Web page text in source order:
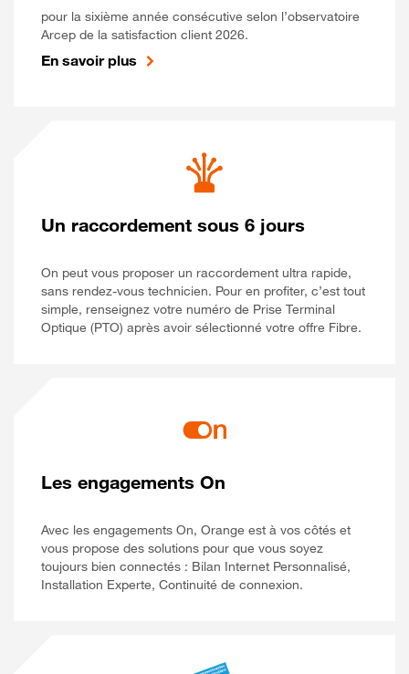
pour la sixième année consécutive selon l’observatoire
Arcep de la satisfaction client 2026.
En savoir plus
Un raccordement sous 6 jours
On peut vous proposer un raccordement ultra rapide,
sans rendez-vous technicien. Pour en profiter, c’est tout
simple, renseignez votre numéro de Prise Terminal
Optique (PTO) après avoir sélectionné votre offre Fibre.
Les engagements On
Avec les engagements On, Orange est à vos côtés et
vous propose des solutions pour que vous soyez
toujours bien connectés : Bilan Internet Personnalisé,
Installation Experte, Continuité de connexion.